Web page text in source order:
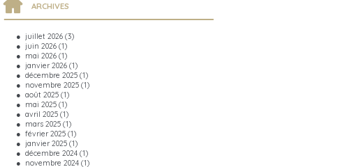
ARCHIVES
juillet 2026 (3)
juin 2026 (1)
mai 2026 (1)
janvier 2026 (1)
décembre 2025 (1)
novembre 2025 (1)
août 2025 (1)
mai 2025 (1)
avril 2025 (1)
mars 2025 (1)
février 2025 (1)
janvier 2025 (1)
décembre 2024 (1)
novembre 2024 (1)